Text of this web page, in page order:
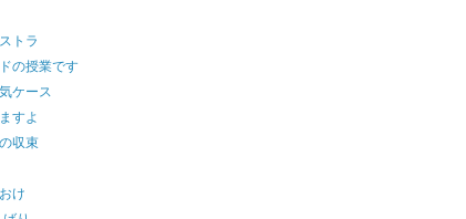
トラ
の授業です
ケース
すよ
収束
け